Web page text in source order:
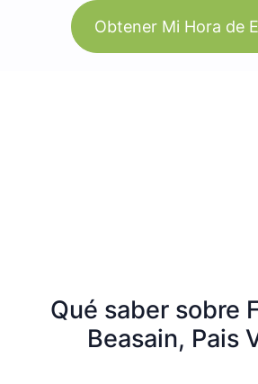
Obtener Mi Hora de
Qué saber sobre
Beasain, Pais